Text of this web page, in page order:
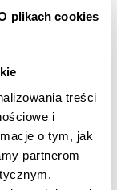
plikach cookies
treści
i
o tym, jak
partnerom
na
warunki
można
ważna
również
idealne